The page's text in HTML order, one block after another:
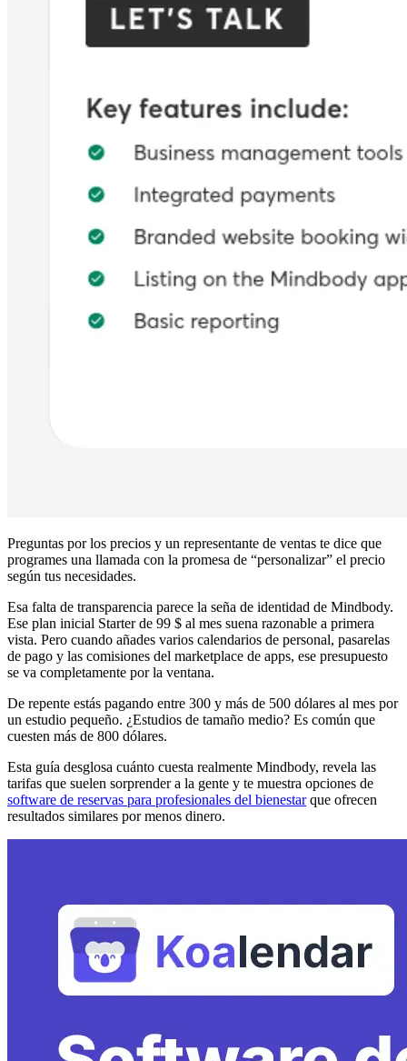
Preguntas por los precios y un representante de ventas te dice que
programes una llamada con la promesa de “personalizar” el precio
según tus necesidades.
Esa falta de transparencia parece la seña de identidad de Mindbody.
Ese plan inicial Starter de 99 $ al mes suena razonable a primera
vista. Pero cuando añades varios calendarios de personal, pasarelas
de pago y las comisiones del marketplace de apps, ese presupuesto
se va completamente por la ventana.
De repente estás pagando entre 300 y más de 500 dólares al mes por
un estudio pequeño. ¿Estudios de tamaño medio? Es común que
cuesten más de 800 dólares.
Esta guía desglosa cuánto cuesta realmente Mindbody, revela las
tarifas que suelen sorprender a la gente y te muestra opciones de
software de reservas para profesionales del bienestarque ofrecen
resultados similares por menos dinero.